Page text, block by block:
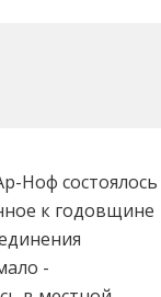
Ноф состоялось
к годовщине
-